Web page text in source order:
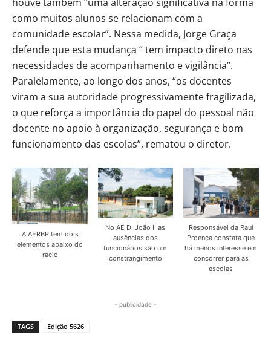
como muitos alunos se relacionam com a
comunidade escolar”. Nessa medida, Jorge Graça
defende que esta mudança “ tem impacto direto nas
necessidades de acompanhamento e vigilância”.
Paralelamente, ao longo dos anos, “os docentes
viram a sua autoridade progressivamente fragilizada,
o que reforça a importância do papel do pessoal não
docente no apoio à organização, segurança e bom
funcionamento das escolas”, rematou o diretor.
A AERBP tem dois
elementos abaixo do
rácio
No AE D. João II as
ausências dos
funcionários são um
constrangimento
Responsável da Raul
Proença constata que
há menos interesse em
concorrer para as
escolas
- publicidade -
TAGS Edição 5626